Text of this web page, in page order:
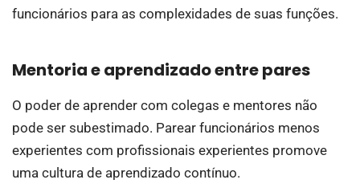
funcionários para as complexidades de suas funções.
Mentoria e aprendizado entre pares
O poder de aprender com colegas e mentores não
pode ser subestimado. Parear funcionários menos
experientes com profissionais experientes promove
uma cultura de aprendizado contínuo.